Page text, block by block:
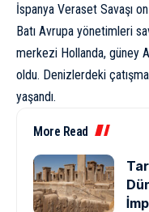
İspanya Veraset Savaşı
Batı Avrupa yönetimleri
merkezi Hollanda, güney
oldu. Denizlerdeki
yaşandı.
More Read